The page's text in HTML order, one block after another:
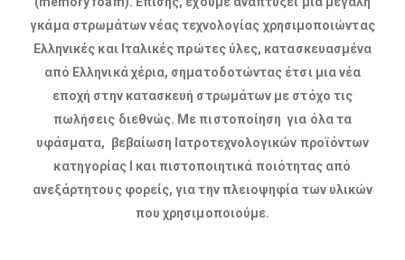
γκάμα στρωμάτων νέας τεχνολογίας χρησιμοποιώντας
Ελληνικές και Ιταλικές πρώτες ύλες, κατασκευασμένα
από Ελληνικά χέρια, σηματοδοτώντας έτσι μια νέα
εποχή στην κατασκευή στρωμάτων με στόχο τις
πωλήσεις διεθνώς. Με πιστοποίηση για όλα τα
υφάσματα, βεβαίωση Ιατροτεχνολογικών προϊόντων
κατηγορίας I και πιστοποιητικά ποιότητας από
ανεξάρτητους φορείς, για την πλειοψηφία των υλικών
που χρησιμοποιούμε.